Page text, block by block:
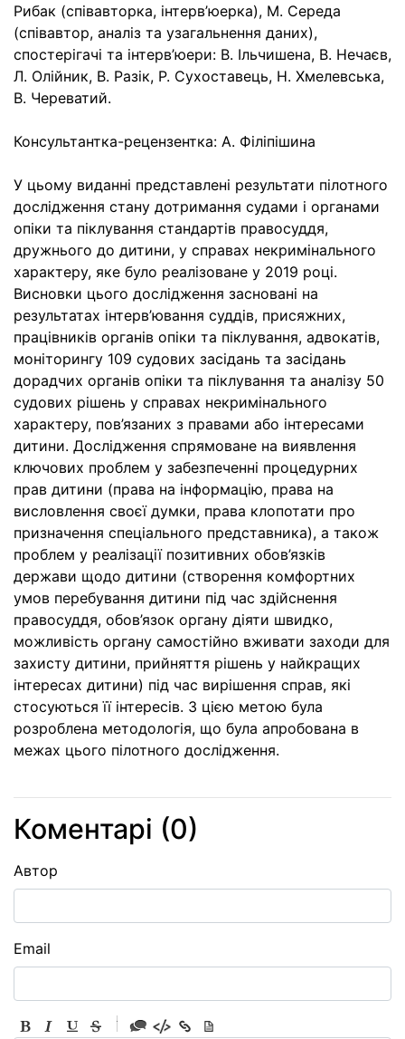
Рибак (співавторка, інтерв’юерка), М. Середа
(співавтор, аналіз та узагальнення даних),
спостерігачі та інтерв’юери: В. Ільчишена, В. Нечаєв,
Л. Олійник, В. Разік, Р. Сухоставець, Н. Хмелевська,
В. Череватий.
Консультантка-рецензентка: А. Філіпішина
У цьому виданні представлені результати пілотного
дослідження стану дотримання судами і органами
опіки та піклування стандартів правосуддя,
дружнього до дитини, у справах некримінального
характеру, яке було реалізоване у 2019 році.
Висновки цього дослідження засновані на
результатах інтерв’ювання суддів, присяжних,
працівників органів опіки та піклування, адвокатів,
моніторингу 109 судових засідань та засідань
дорадчих органів опіки та піклування та аналізу 50
судових рішень у справах некримінального
характеру, пов’язаних з правами або інтересами
дитини. Дослідження спрямоване на виявлення
ключових проблем у забезпеченні процедурних
прав дитини (права на інформацію, права на
висловлення своєї думки, права клопотати про
призначення спеціального представника), а також
проблем у реалізації позитивних обов’язків
держави щодо дитини (створення комфортних
умов перебування дитини під час здійснення
правосуддя, обов’язок органу діяти швидко,
можливість органу самостійно вживати заходи для
захисту дитини, прийняття рішень у найкращих
інтересах дитини) під час вирішення справ, які
стосуються її інтересів. З цією метою була
розроблена методологія, що була апробована в
межах цього пілотного дослідження.
Коментарі (0)
Автор
Email
-
-